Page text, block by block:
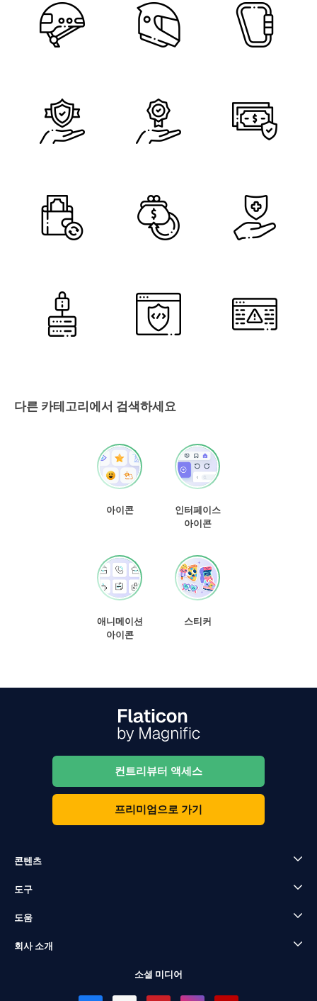
다른 카테고리에서 검색하세요
아이콘
인터페이스
아이콘
애니메이션
아이콘
스티커
컨트리뷰터 액세스
프리미엄으로 가기
콘텐츠
도구
도움
회사 소개
소셜 미디어